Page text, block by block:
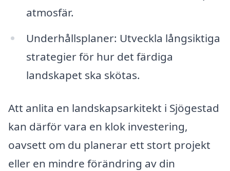
atmosfär.
Underhållsplaner: Utveckla långsiktiga
strategier för hur det färdiga
landskapet ska skötas.
Att anlita en landskapsarkitekt i Sjögestad
kan därför vara en klok investering,
oavsett om du planerar ett stort projekt
eller en mindre förändring av din